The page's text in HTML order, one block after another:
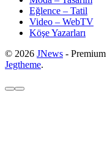
Eğlence – Tatil
Video – WebTV
Köşe Yazarları
© 2026 JNews -
Jegtheme.